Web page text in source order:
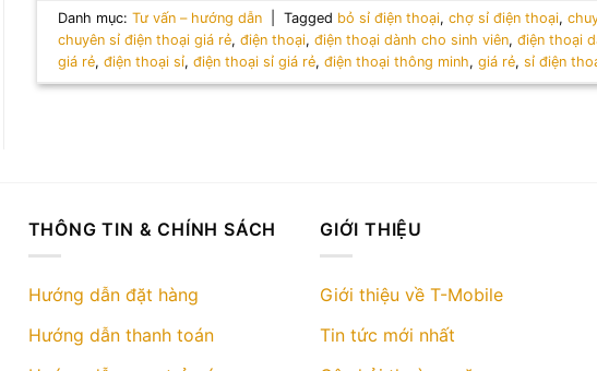
Danh mục:Tư vấn – hướng dẫn Tagged bỏ sỉ điện thoại,chợ sỉ điện thoại,
chuyên sỉ điện thoại giá rẻ,điện thoại,điện thoại dành cho sinh viên,điện thoại
giá rẻ,điện thoại sỉ,điện thoại sỉ giá rẻ,điện thoại thông minh,giá rẻ,sỉ điện
THÔNG TIN & CHÍNH SÁCH
Hướng dẫn đặt hàng
Hướng dẫn thanh toán
GIỚI THIỆU
Giới thiệu về T-Mobile
Tin tức mới nhất